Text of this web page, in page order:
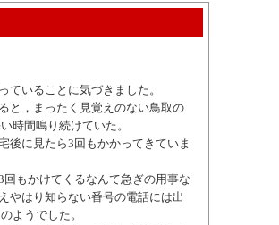
ていることに気づきました。
と，まったく見覚えのない鳥取の
時間鳴り続けていた。
後に見たら3回もかかってきていま
もかけてくるなんて急ぎの用事な
やはり知らない番号の電話には出
ようでした。